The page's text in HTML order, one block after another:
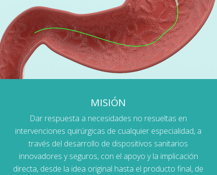
MISIÓN
Dar respuesta a necesidades no resueltas en
intervenciones quirúrgicas de cualquier especialidad, a
través del desarrollo de dispositivos sanitarios
innovadores y seguros, con el apoyo y la implicación
directa, desde la idea original hasta el producto final, de